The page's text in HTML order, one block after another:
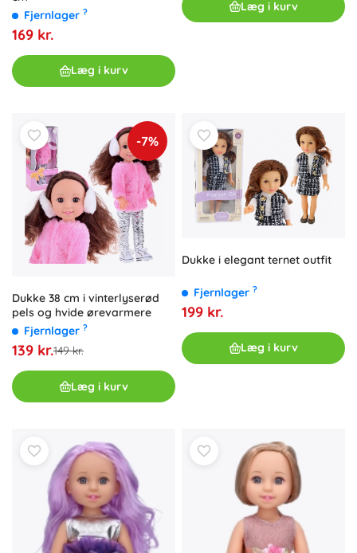
Fjernlager ?
169 kr.
Læg i kurv
Læg i kurv
-7%
Dukke 38 cm i vinterlyserød
pels og hvide ørevarmere
Fjernlager ?
139 kr.149 kr.
Læg i kurv
Dukke i elegant ternet outfit
Fjernlager ?
199 kr.
Læg i kurv